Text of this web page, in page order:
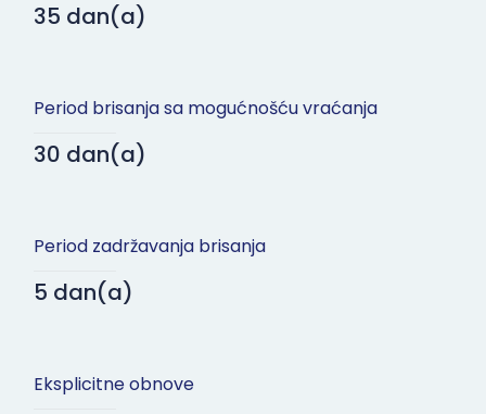
35 dan(a)
Period brisanja sa mogućnošću vraćanja
30 dan(a)
Period zadržavanja brisanja
5 dan(a)
Eksplicitne obnove